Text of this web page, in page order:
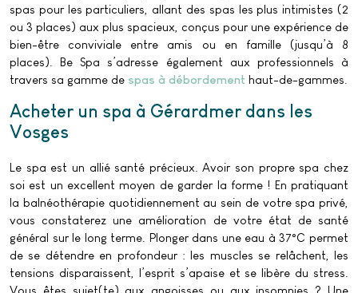
spas pour les particuliers, allant des spas les plus intimistes (2
ou 3 places) aux plus spacieux, conçus pour une expérience de
bien-être conviviale entre amis ou en famille (jusqu’à 8
places). Be Spa s’adresse également aux professionnels à
travers sa gamme de spas à débordement haut-de-gammes.
Acheter un spa à Gérardmer dans les
Vosges
Le spa est un allié santé précieux. Avoir son propre spa chez
soi est un excellent moyen de garder la forme ! En pratiquant
la balnéothérapie quotidiennement au sein de votre spa privé,
vous constaterez une amélioration de votre état de santé
général sur le long terme. Plonger dans une eau à 37°C permet
de se détendre en profondeur : les muscles se relâchent, les
tensions disparaissent, l’esprit s’apaise et se libère du stress.